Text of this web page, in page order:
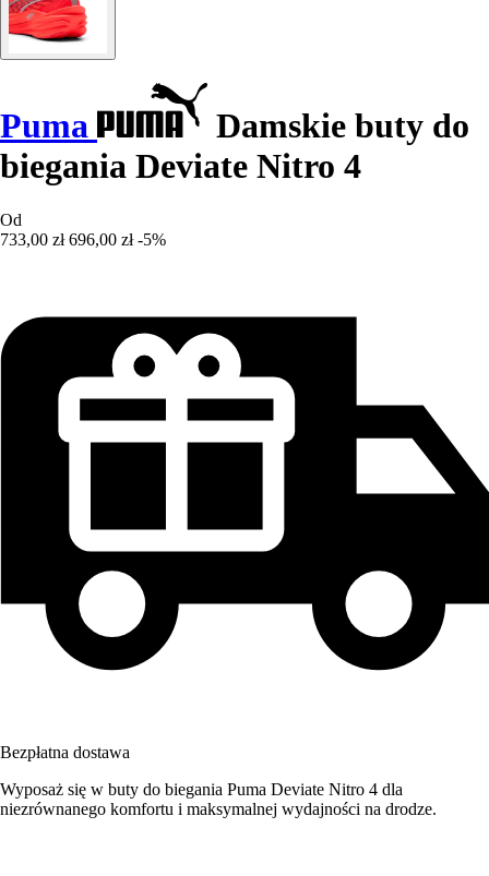
Puma
Damskie buty do
biegania Deviate Nitro 4
Od
733,00 zł 696,00 zł -5%
Bezpłatna dostawa
Wyposaż się w buty do biegania Puma Deviate Nitro 4 dla
niezrównanego komfortu i maksymalnej wydajności na drodze.